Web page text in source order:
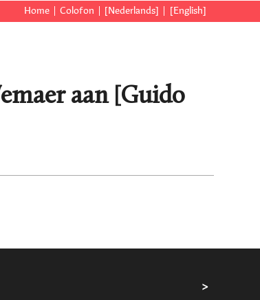
Home Colofon [Nederlands] [English]
aan [Guido
>